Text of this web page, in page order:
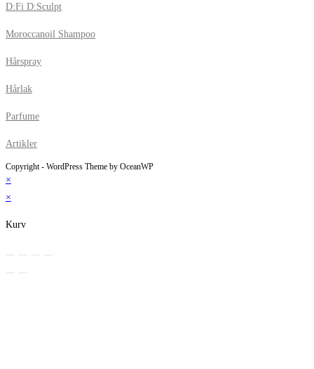
D:Fi D:Sculpt
Moroccanoil Shampoo
Hårspray
Hårlak
Parfume
Artikler
Copyright - WordPress Theme by OceanWP
×
×
Kurv